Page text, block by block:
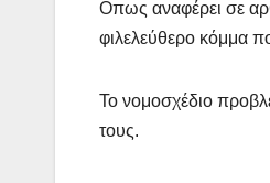
Οπως αναφέρει σε
φιλελεύθερο κόμμα
Το νομοσχέδιο
τους.